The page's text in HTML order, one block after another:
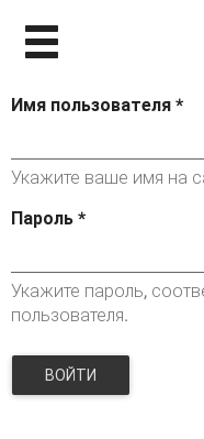
Имя пользователя *
Укажите ваше имя на
Пароль *
Укажите пароль,
пользователя.
ВОЙТИ